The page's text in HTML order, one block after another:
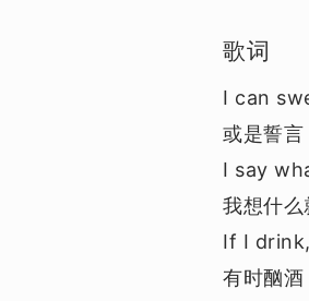
歌词
I can
或是誓言
I say
我想什么
If I
有时酗酒